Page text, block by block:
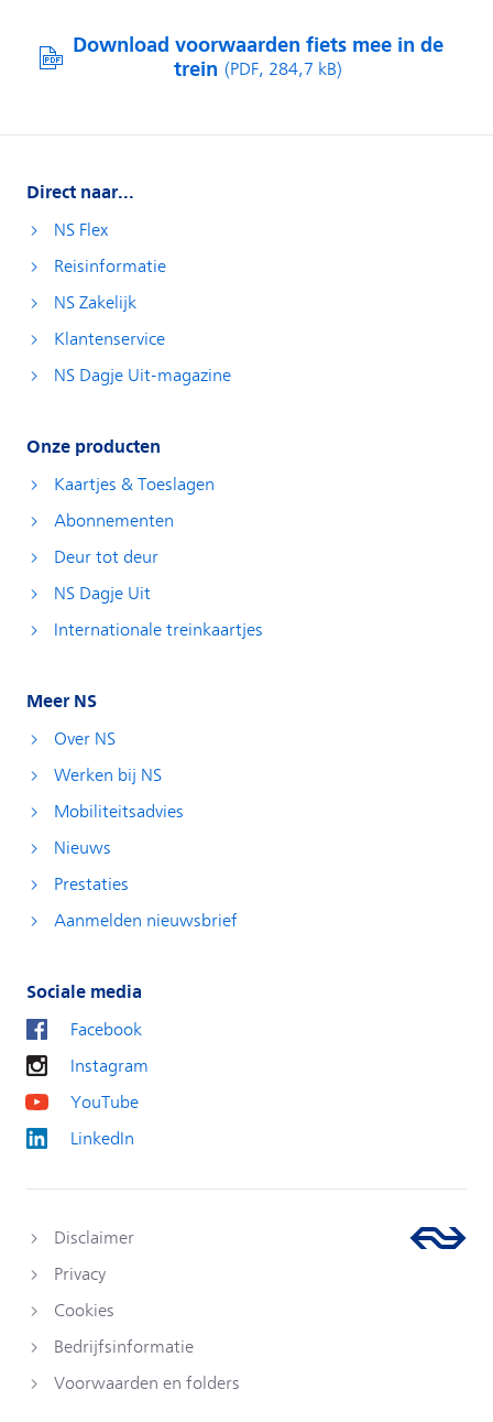
Direct naar...
NS Flex
Reisinformatie
NS Zakelijk
Klantenservice
NS Dagje Uit-magazine
Onze producten
Kaartjes & Toeslagen
Abonnementen
Deur tot deur
NS Dagje Uit
Internationale treinkaartjes
Meer NS
Over NS
Werken bij NS
Mobiliteitsadvies
Nieuws
Prestaties
Aanmelden nieuwsbrief
Sociale media
Facebook
Instagram
YouTube
LinkedIn
Disclaimer
Privacy
Cookies
Bedrijfsinformatie
Voorwaarden en folders